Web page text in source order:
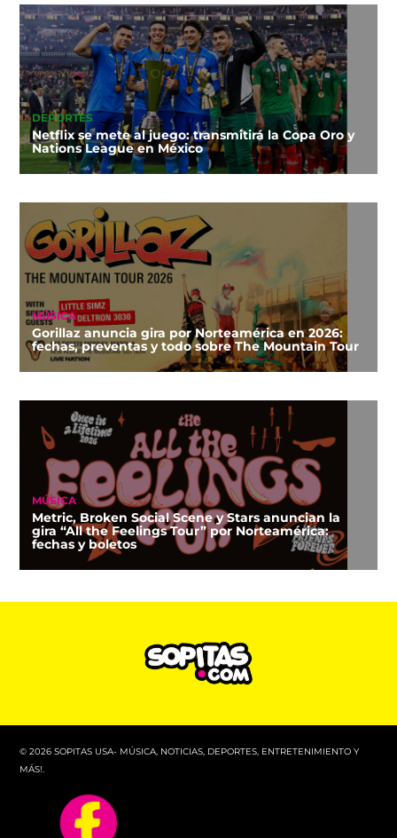
DEPORTES
Netflix se mete al juego: transmitirá la Copa Oro y
Nations League en México
MÚSICA
Gorillaz anuncia gira por Norteamérica en 2026:
fechas, preventas y todo sobre The Mountain Tour
MÚSICA
Metric, Broken Social Scene y Stars anuncian la
gira “All the Feelings Tour” por Norteamérica:
fechas y boletos
© 2026 SOPITAS USA- MÚSICA, NOTICIAS, DEPORTES, ENTRETENIMIENTO Y
MÁS!.